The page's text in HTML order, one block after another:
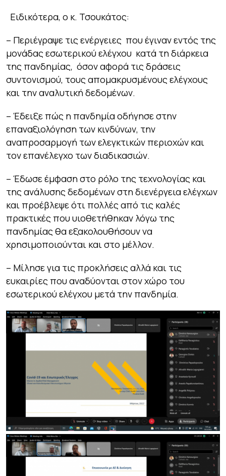
Ειδικότερα, ο κ. Τσουκάτος:
– Περιέγραψε τις ενέργειες που έγιναν εντός της
μονάδας εσωτερικού ελέγχου κατά τη διάρκεια
της πανδημίας, όσον αφορά τις δράσεις
συντονισμού, τους απομακρυσμένους ελέγχους
και την αναλυτική δεδομένων.
– Έδειξε πώς η πανδημία οδήγησε στην
επαναξιολόγηση των κινδύνων, την
αναπροσαρμογή των ελεγκτικών περιοχών και
τον επανέλεγχο των διαδικασιών.
– Έδωσε έμφαση στο ρόλο της τεχνολογίας και
της ανάλυσης δεδομένων στη διενέργεια ελέγχων
και προέβλεψε ότι πολλές από τις καλές
πρακτικές που υιοθετήθηκαν λόγω της
πανδημίας θα εξακολουθήσουν να
χρησιμοποιούνται και στο μέλλον.
– Μίλησε για τις προκλήσεις αλλά και τις
ευκαιρίες που αναδύονται στον χώρο του
εσωτερικού ελέγχου μετά την πανδημία.